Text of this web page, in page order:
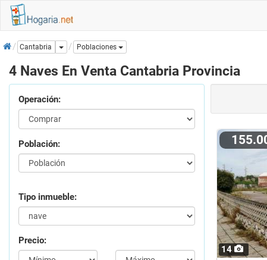
InicioCantabria Dropdown
Poblaciones
4 Naves En Venta Cantabria Provincia
Operación:
Población:
Tipo inmueble:
Precio:
14